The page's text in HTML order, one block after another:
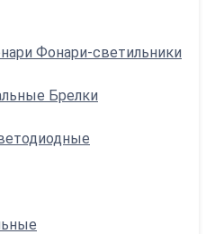
Фонари-светильники
Брелки